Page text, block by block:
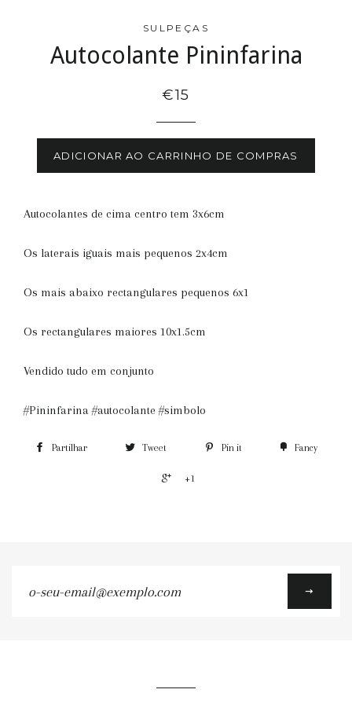
SULPEÇAS
Autocolante Pininfarina
€15
ADICIONAR AO CARRINHO DE COMPRAS
Autocolantes de cima centro tem 3x6cm
Os laterais iguais mais pequenos 2x4cm
Os mais abaixo rectangulares pequenos 6x1
Os rectangulares maiores 10x1.5cm
Vendido tudo em conjunto
#Pininfarina #autocolante #simbolo
Partilhar Tweet Pin it Fancy
+1